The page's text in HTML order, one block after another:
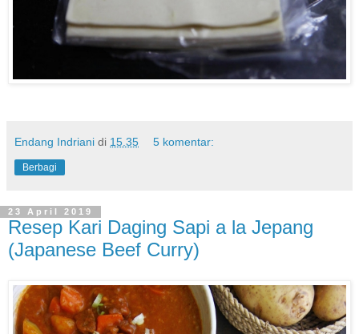
Endang Indriani di 15.35 5 komentar:
Berbagi
23 April 2019
Resep Kari Daging Sapi a la Jepang
(Japanese Beef Curry)